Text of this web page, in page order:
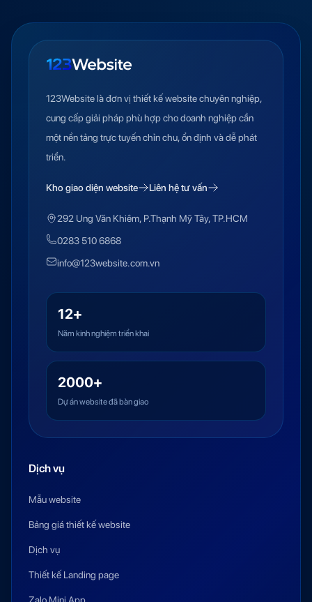
123Website là đơn vị thiết kế website chuyên nghiệp,
cung cấp giải pháp phù hợp cho doanh nghiệp cần
một nền tảng trực tuyến chỉn chu, ổn định và dễ phát
triển.
Kho giao diện website Liên hệ tư vấn
292 Ung Văn Khiêm, P.Thạnh Mỹ Tây, TP.HCM
0283 510 6868
info@123website.com.vn
12+
Năm kinh nghiệm triển khai
2000+
Dự án website đã bàn giao
Dịch vụ
Mẫu website
Bảng giá thiết kế website
Dịch vụ
Thiết kế Landing page
Zalo Mini App